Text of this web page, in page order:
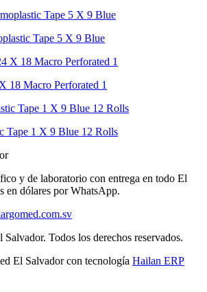
Tape 5 X 9 Blue
18 Macro Perforated 1
Tape 1 X 9 Blue 12 Rolls
y de laboratorio con entrega en todo El
en dólares por WhatsApp.
Salvador. Todos los derechos reservados.
El Salvadorcon tecnología Hailan ERP